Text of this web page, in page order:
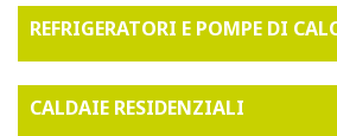
REFRIGERATORI E POMPE DI
CALDAIE RESIDENZIALI